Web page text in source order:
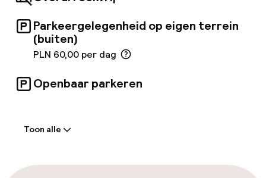
gasten genieten van innovatieve gerechten
met de meest verse en seizoensgebonden
ingrediënten.
Parkeergelegenheid op eigen terrein
(buiten)
PLN 60,00 per dag
Openbaar parkeren
Vroeg uitchecken mogelijk
Toon alle